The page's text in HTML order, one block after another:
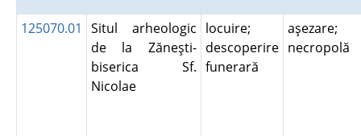
125070.01
Situl arheologic
de la Zăneşti-
biserica Sf.
Nicolae
locuire;
descoperire
funerară
aşezare;
necropolă